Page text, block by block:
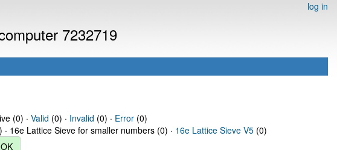
log in
7232719
(0) · Valid (0) · Invalid (0) · Error(0)
· 16e Lattice Sieve for smaller numbers (0) · 16e Lattice Sieve V5 (0)